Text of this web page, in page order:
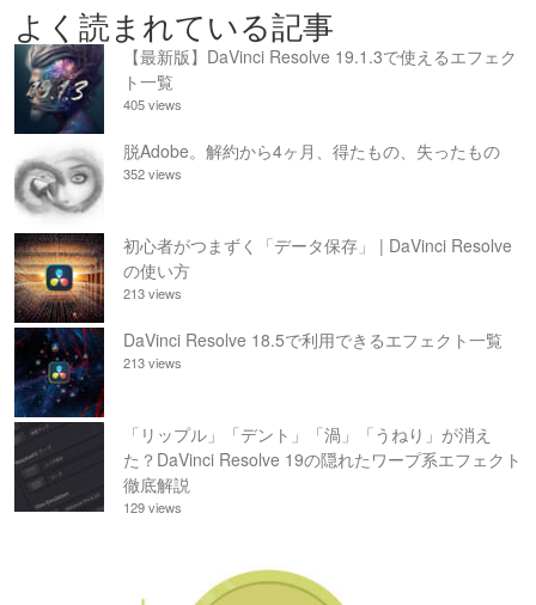
よく読まれている記事
【最新版】DaVinci Resolve 19.1.3で使えるエフェク
ト一覧
405 views
脱Adobe。解約から4ヶ月、得たもの、失ったもの
352 views
初心者がつまずく「データ保存」 | DaVinci Resolve
の使い方
213 views
DaVinci Resolve 18.5で利用できるエフェクト一覧
213 views
「リップル」「デント」「渦」「うねり」が消え
た？DaVinci Resolve 19の隠れたワープ系エフェクト
徹底解説
129 views